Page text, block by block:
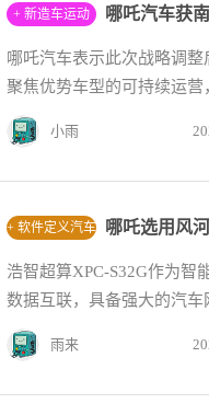
+ 新造车运动
哪吒汽车表示此次战略调
聚焦优势车型的可持续运
小雨
+ 软件定义汽车
浩智超算XPC-S32G作为智
数据互联，具备强大的汽
雨来